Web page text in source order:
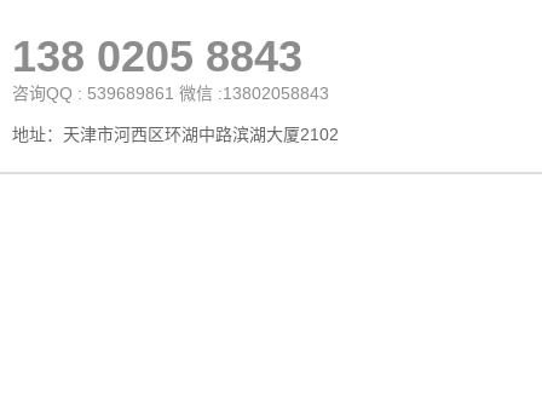
138 0205 8843
咨询QQ : 539689861 微信 :13802058843
地址：天津市河西区环湖中路滨湖大厦2102